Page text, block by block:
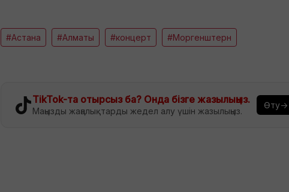
#Астана #Алматы #концерт #Моргенштерн
TikTok-та отырсыз ба? Онда бізге жазылыңыз.
Маңызды жаңалықтарды жедел алу үшін жазылыңыз.
Өту→